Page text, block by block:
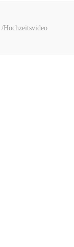
/Hochzeitsvideo